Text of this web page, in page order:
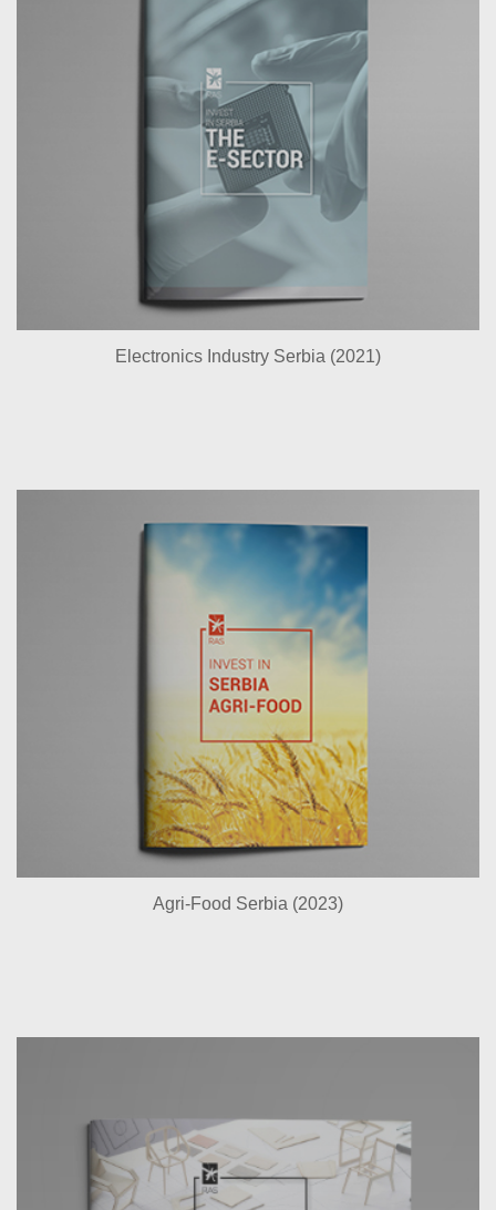
Electronics Industry Serbia (2021)
Agri-Food Serbia (2023)